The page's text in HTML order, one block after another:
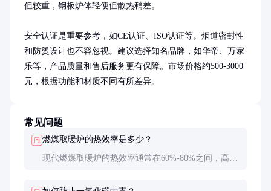
但较重，钢板炉体轻便但散热稍差。
安全认证是重要参考，如CE认证、ISO认证等。烟道密封性
和防烫设计也不容忽视。建议选择知名品牌，如华帝、万家
乐等，产品质量和售后服务更有保障。市场价格约500-3000
元，根据功能和材质不同有所差异。
常见问题
问 燃煤取暖炉的热效率是多少？
现代燃煤取暖炉的热效率通常在60%-80%之间，高端